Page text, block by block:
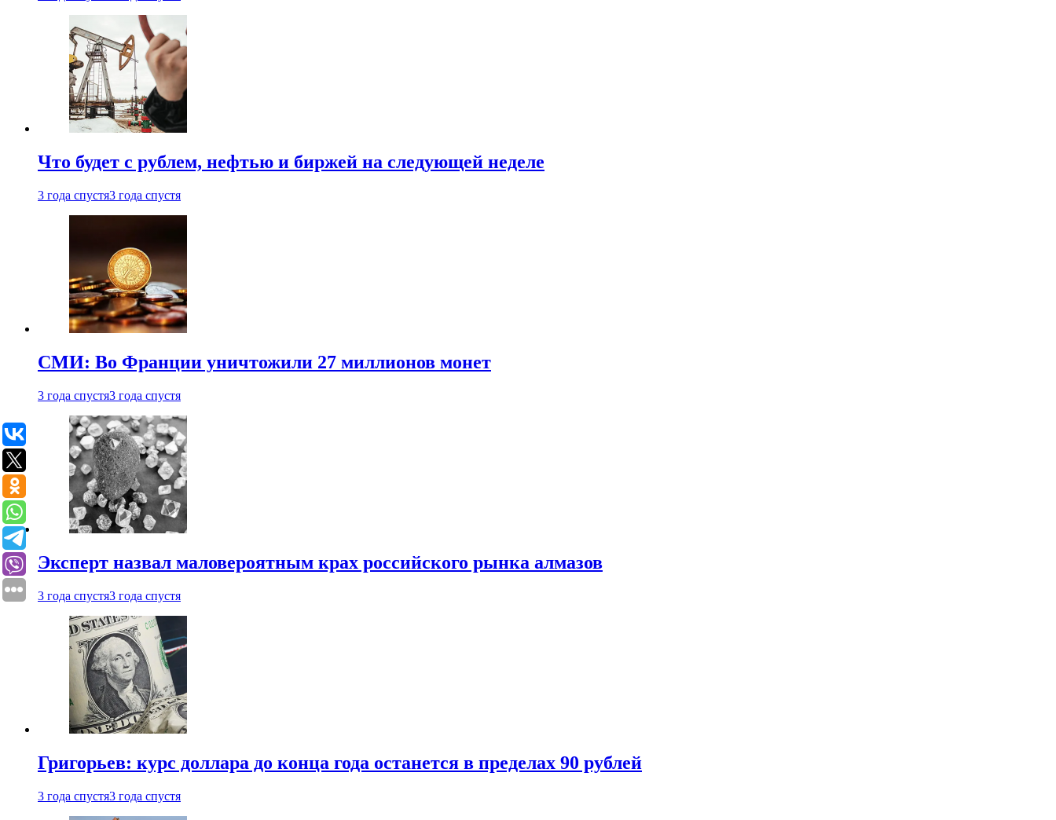
Что будет с рублем, нефтью и биржей на следующей неделе
3 года спустя3 года спустя
СМИ: Во Франции уничтожили 27 миллионов монет
3 года спустя3 года спустя
Эксперт назвал маловероятным крах российского рынка алмазов
3 года спустя3 года спустя
Григорьев: курс доллара до конца года останется в пределах 90 рублей
3 года спустя3 года спустя